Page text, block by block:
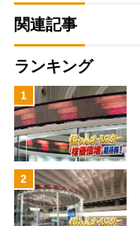
関連記事
ランキング
1
2